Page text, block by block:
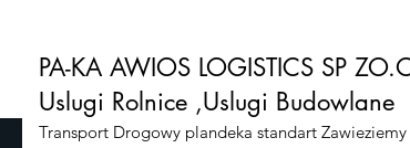
PA-KA AWIOS LOGISTICS SP
Uslugi Rolnice ,Uslugi Budowlane
Transport Drogowy plandeka standart Zawieziemy